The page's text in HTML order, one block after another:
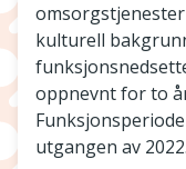
kulturell
oppnevnt for to
utgangen av 2022.